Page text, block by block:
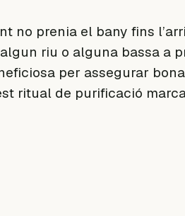
no prenia el bany fins
riu o alguna bassa a
per assegurar
ritual de purificació